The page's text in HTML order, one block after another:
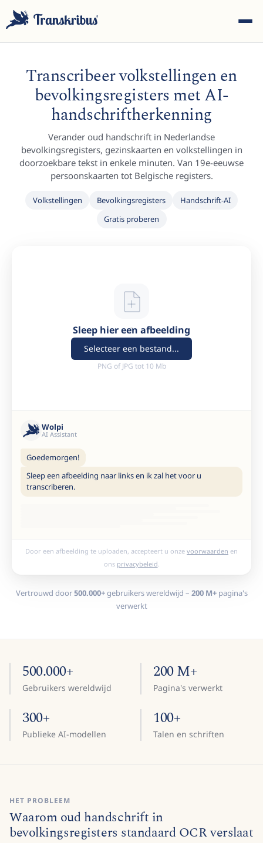
Begin met typen om te zoeken in modellen, sites en
Transcribeer volkstellingen en
bevolkingsregisters met AI-
handschriftherkenning
Verander oud handschrift in Nederlandse
bevolkingsregisters, gezinskaarten en volkstellingen in
doorzoekbare tekst in enkele minuten. Van 19e-eeuwse
persoonskaarten tot Belgische registers.
Volkstellingen Bevolkingsregisters
Handschrift-AI
Gratis proberen
Sleep hier een afbeelding
Selecteer een bestand...
PNG of JPG tot 10 Mb
Wolpi
AI Assistant
Goedemorgen!
Sleep een afbeelding naar links en ik zal het voor u
transcriberen.
Door een afbeelding te uploaden, accepteert u onze voorwaarden en
ons privacybeleid
Vertrouwd door500.000+gebruikers wereldwijd – 200 M+pagina's
verwerkt
500.000+
Gebruikers wereldwijd
200 M+
Pagina's verwerkt
300+
Publieke AI-modellen
100+
Talen en schriften
HET PROBLEEM
Waarom oud handschrift in
bevolkingsregisters standaard OCR verslaat